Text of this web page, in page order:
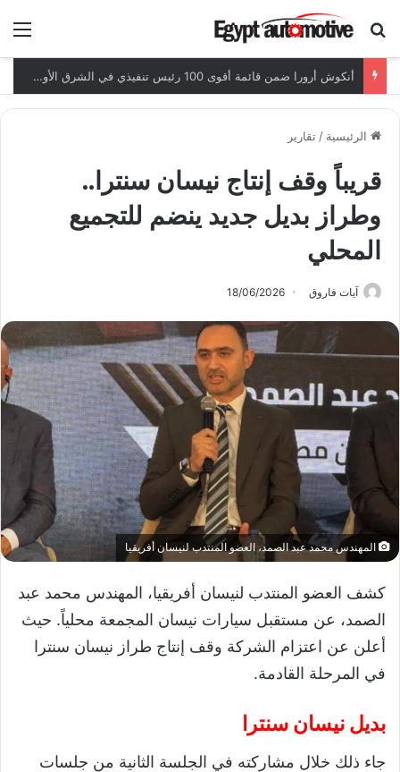
ابحث عن
أنكوش أرورا ضمن قائمة أقوى 100 رئيس تنفيذي في الشرق الأوسط لعام 2026
الرئيسية /تقارير
قريباً وقف إنتاج نيسان سنترا..
وطراز بديل جديد ينضم للتجميع
المحلي
آيات فاروق 18/06/2026
المهندس محمد عبد الصمد، العضو المنتدب لنيسان أفريقيا
كشف العضو المنتدب لنيسان أفريقيا، المهندس محمد عبد
الصمد، عن مستقبل سيارات نيسان المجمعة محلياً. حيث
أعلن عن اعتزام الشركة وقف إنتاج طراز نيسان سنترا
في المرحلة القادمة.
بديل نيسان سنترا
جاء ذلك خلال مشاركته في الجلسة الثانية من جلسات